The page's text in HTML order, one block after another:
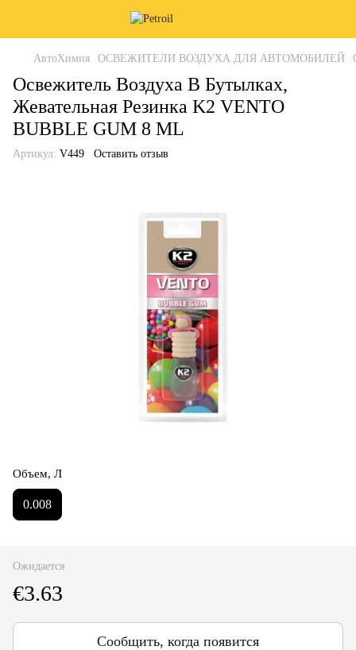
АвтоХимия ОСВЕЖИТЕЛИ ВОЗДУХА ДЛЯ АВТОМОБИЛЕЙ
Освежитель Воздуха В Бутылках,
Жевательная Резинка K2 VENTO
BUBBLE GUM 8 ML
Артикул: V449 Оставить отзыв
Объем, Л
0.008
Ожидается
€3.63
Сообщить, когда появится